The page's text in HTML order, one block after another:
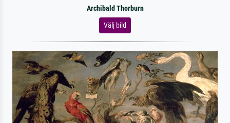
Archibald Thorburn
Välj bild